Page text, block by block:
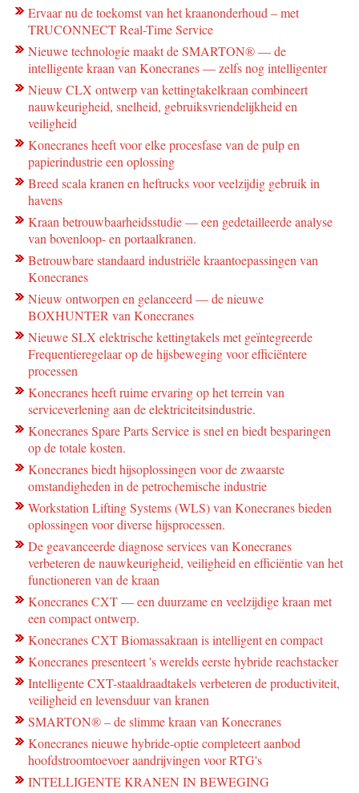
Ervaar nu de toekomst van het kraanonderhoud – met
TRUCONNECT Real-Time Service
Nieuwe technologie maakt de SMARTON® ― de
intelligente kraan van Konecranes ― zelfs nog intelligenter
Nieuw CLX ontwerp van kettingtakelkraan combineert
nauwkeurigheid, snelheid, gebruiksvriendelijkheid en
veiligheid
Konecranes heeft voor elke procesfase van de pulp en
papierindustrie een oplossing
Breed scala kranen en heftrucks voor veelzijdig gebruik in
havens
Kraan betrouwbaarheidsstudie — een gedetailleerde analyse
van bovenloop- en portaalkranen.
Betrouwbare standaard industriële kraantoepassingen van
Konecranes
Nieuw ontworpen en gelanceerd — de nieuwe
BOXHUNTER van Konecranes
Nieuwe SLX elektrische kettingtakels met geïntegreerde
Frequentieregelaar op de hijsbeweging voor efficiëntere
processen
Konecranes heeft ruime ervaring op het terrein van
serviceverlening aan de elektriciteitsindustrie.
Konecranes Spare Parts Service is snel en biedt besparingen
op de totale kosten.
Konecranes biedt hijsoplossingen voor de zwaarste
omstandigheden in de petrochemische industrie
Workstation Lifting Systems (WLS) van Konecranes bieden
oplossingen voor diverse hijsprocessen.
De geavanceerde diagnose services van Konecranes
verbeteren de nauwkeurigheid, veiligheid en efficiëntie van het
functioneren van de kraan
Konecranes CXT — een duurzame en veelzijdige kraan met
een compact ontwerp.
Konecranes CXT Biomassakraan is intelligent en compact
Konecranes presenteert 's werelds eerste hybride reachstacker
Intelligente CXT-staaldraadtakels verbeteren de productiviteit,
veiligheid en levensduur van kranen
SMARTON® – de slimme kraan van Konecranes
Konecranes nieuwe hybride-optie completeert aanbod
hoofdstroomtoevoer aandrijvingen voor RTG's
INTELLIGENTE KRANEN IN BEWEGING